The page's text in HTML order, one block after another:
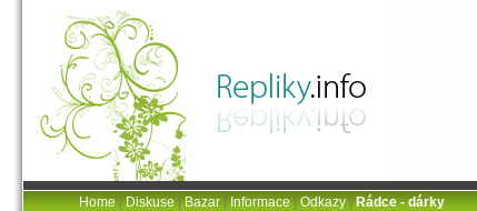
Home|Diskuse|Bazar|Informace|Odkazy|Rádce - dárky